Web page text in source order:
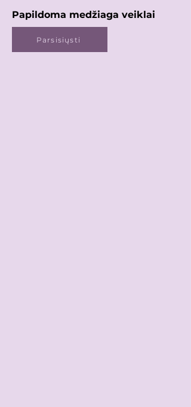
Papildoma medžiaga veiklai
Parsisiųsti